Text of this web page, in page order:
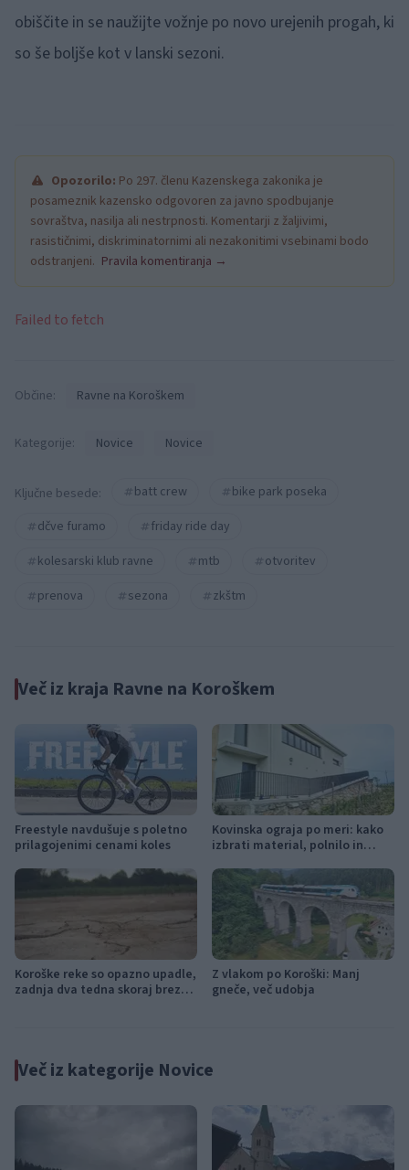
obiščite in se naužijte vožnje po novo urejenih progah, ki
so še boljše kot v lanski sezoni.
Opozorilo: Po 297. členu Kazenskega zakonika je
posameznik kazensko odgovoren za javno spodbujanje
sovraštva, nasilja ali nestrpnosti. Komentarji z žaljivimi,
rasističnimi, diskriminatornimi ali nezakonitimi vsebinami bodo
odstranjeni. Pravila komentiranja →
Failed to fetch
Občine: Ravne na Koroškem
Kategorije: Novice Novice
Ključne besede: batt crew
bike park poseka
dčve furamo
friday ride day
kolesarski klub ravne
mtb
otvoritev
prenova
sezona zkštm
Več iz kraja Ravne na Koroškem
Freestyle navdušuje s poletno
prilagojenimi cenami koles
Kovinska ograja po meri: kako
izbrati material, polnilo in
Koroške reke so opazno upadle,
zadnja dva tedna skoraj brez
Z vlakom po Koroški: Manj
gneče, več udobja
Več iz kategorije Novice